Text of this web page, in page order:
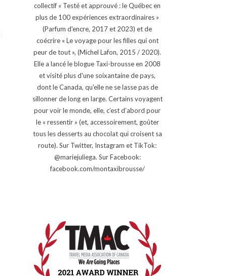
collectif « Testé et approuvé : le Québec en
plus de 100 expériences extraordinaires »
(Parfum d'encre, 2017 et 2023) et de
coécrire « Le voyage pour les filles qui ont
peur de tout », (Michel Lafon, 2015 / 2020).
Elle a lancé le blogue Taxi-brousse en 2008
et visité plus d'une soixantaine de pays,
dont le Canada, qu'elle ne se lasse pas de
sillonner de long en large. Certains voyagent
pour voir le monde, elle, c’est d’abord pour
le « ressentir » (et, accessoirement, goûter
tous les desserts au chocolat qui croisent sa
route). Sur Twitter, Instagram et TikTok:
@mariejuliega. Sur Facebook:
facebook.com/montaxibrousse/